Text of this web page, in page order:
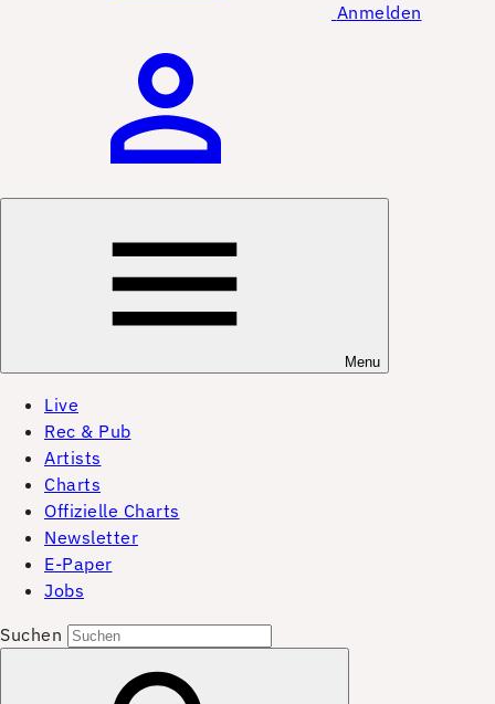
Anmelden
Menu
Live
Rec & Pub
Artists
Charts
Offizielle Charts
Newsletter
E-Paper
Jobs
Suchen